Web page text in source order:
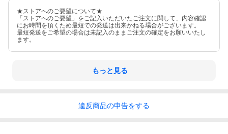
★ストアへのご要望について★
「ストアへのご要望」をご記入いただいたご注文に関して、内容確認
にお時間を頂くため最短での発送は出来かねる場合がございます。
最短発送をご希望の場合は未記入のままご注文の確定をお願いいたし
ます。
もっと見る
違反商品の申告をする